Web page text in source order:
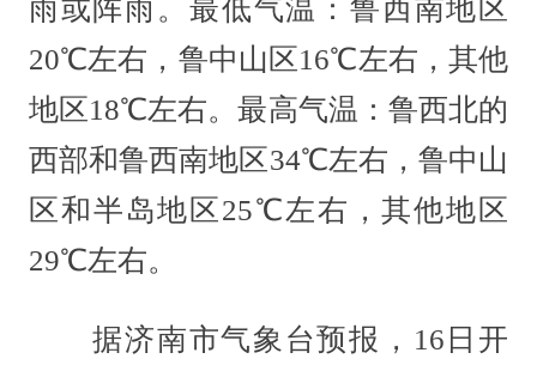
雨或阵雨。最低气温：鲁西南地区
20℃左右，鲁中山区16℃左右，其他
地区18℃左右。最高气温：鲁西北的
西部和鲁西南地区34℃左右，鲁中山
区和半岛地区25℃左右，其他地区
29℃左右。
据济南市气象台预报，16日开